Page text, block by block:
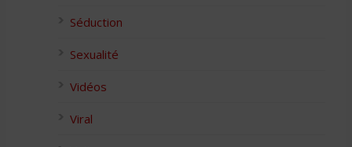
Séduction
Sexualité
Vidéos
Viral